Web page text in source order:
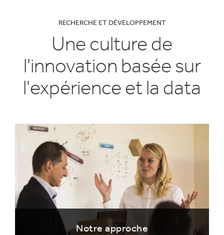
RECHERCHE ET DÉVELOPPEMENT
Une culture de
l'innovation basée sur
l'expérience et la data
Notre approche